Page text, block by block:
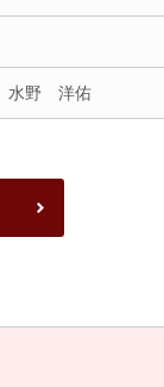
水野 洋佑